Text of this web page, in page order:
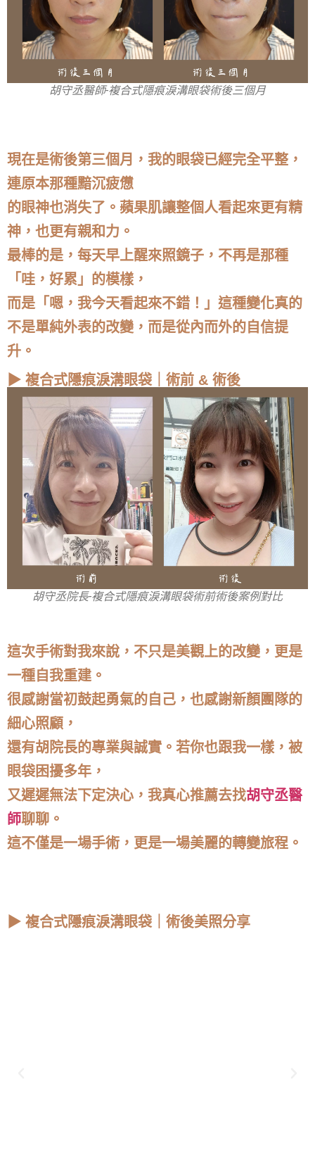
胡守丞醫師-複合式隱痕淚溝眼袋術後三個月
現在是術後第三個月，我的眼袋已經完全平整，
連原本那種黯沉疲憊
的眼神也消失了。蘋果肌讓整個人看起來更有精
神，也更有親和力。
最棒的是，每天早上醒來照鏡子，不再是那種
「哇，好累」的模樣，
而是「嗯，我今天看起來不錯！」這種變化真的
不是單純外表的改變，而是從內而外的自信提
升。
▶ 複合式隱痕淚溝眼袋｜術前 & 術後
胡守丞院長-複合式隱痕淚溝眼袋術前術後案例對比
這次手術對我來說，不只是美觀上的改變，更是
一種自我重建。
很感謝當初鼓起勇氣的自己，也感謝新顏團隊的
細心照顧，
還有胡院長的專業與誠實。若你也跟我一樣，被
眼袋困擾多年，
又遲遲無法下定決心，我真心推薦去找胡守丞醫
師聊聊。
這不僅是一場手術，更是一場美麗的轉變旅程。
▶ 複合式隱痕淚溝眼袋｜術後美照分享